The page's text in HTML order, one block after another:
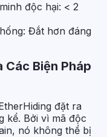
độc hại: < 2
Đắt hơn đáng
Các Biện Pháp
đặt ra
kể. Bởi vì mã độc
nó không thể bị